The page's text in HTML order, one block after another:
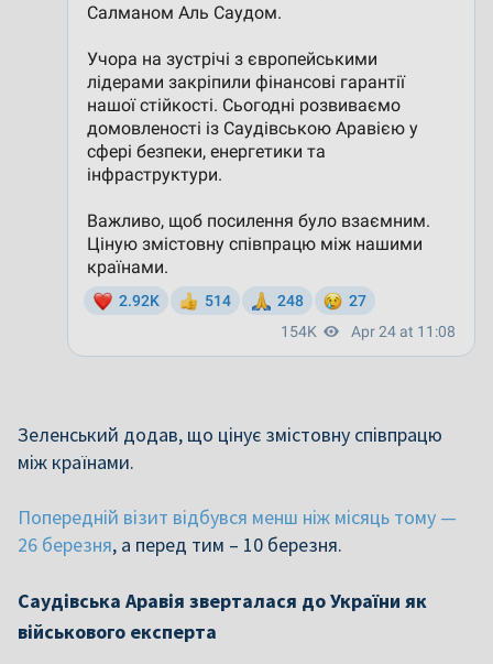
Зеленський додав, що цінує змістовну співпрацю
між країнами.
Попередній візит відбувся менш ніж місяць тому —
26 березня, а перед тим – 10 березня.
Саудівська Аравія зверталася до України як
військового експерта